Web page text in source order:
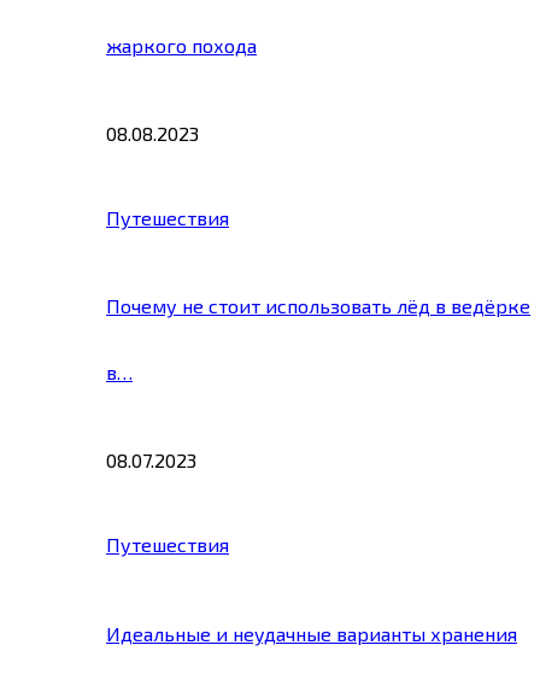
жаркого похода
08.08.2023
Путешествия
Почему не стоит использовать лёд в ведёрке
в…
08.07.2023
Путешествия
Идеальные и неудачные варианты хранения